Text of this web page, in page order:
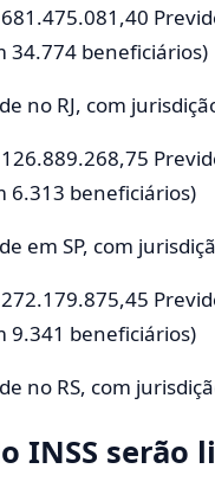
34.774 beneficiários)
no RJ, com
6.313 beneficiários)
em SP, com
9.341 beneficiários)
no RS, com
INSS serão